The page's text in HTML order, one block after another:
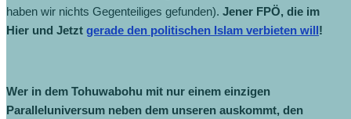
haben wir nichts Gegenteiliges gefunden). Jener FPÖ, die im
Hier und Jetzt gerade den politischen Islam verbieten will!
Wer in dem Tohuwabohu mit nur einem einzigen
Paralleluniversum neben dem unseren auskommt, den